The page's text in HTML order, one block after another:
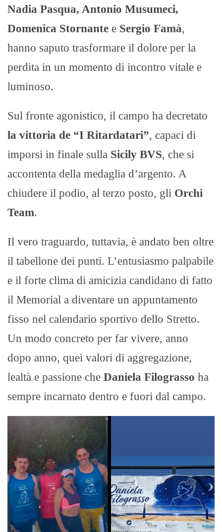
Nadia Pasqua, Antonio Musumeci,
Domenica Stornante e Sergio Famà,
hanno saputo trasformare il dolore per la
perdita in un momento di incontro vitale e
luminoso.
Sul fronte agonistico, il campo ha decretato
la vittoria de “I Ritardatari”, capaci di
imporsi in finale sulla Sicily BVS, che si
accontenta della medaglia d’argento. A
chiudere il podio, al terzo posto, gli Orchi
Team.
Il vero traguardo, tuttavia, è andato ben oltre
il tabellone dei punti. L’entusiasmo palpabile
e il forte clima di amicizia candidano di fatto
il Memorial a diventare un appuntamento
fisso nel calendario sportivo dello Stretto.
Un modo concreto per far vivere, anno
dopo anno, quei valori di aggregazione,
lealtà e passione che Daniela Filograsso ha
sempre incarnato dentro e fuori dal campo.